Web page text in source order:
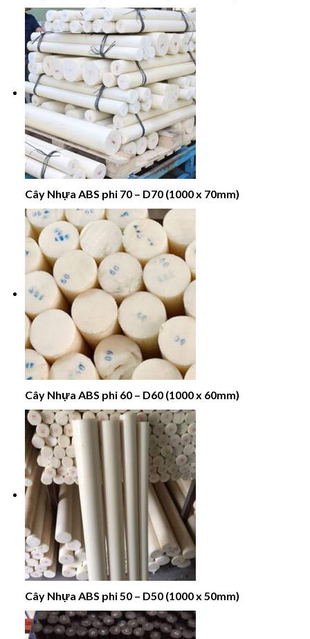
Cây Nhựa ABS phi 70 – D70 (1000 x 70mm)
Cây Nhựa ABS phi 60 – D60 (1000 x 60mm)
Cây Nhựa ABS phi 50 – D50 (1000 x 50mm)